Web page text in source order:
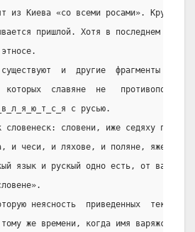
из Киева «со всеми росами». Круг
пришлой. Хотя в последнем
и  другие  фрагменты
которых  славяне  не
с русью.
словенеск: словени, иже седяху по
и чеси, и ляхове, и поляне, яже ныне
язык и рускый одно есть, от варяг
неясность  приведенных
же времени, когда имя варяжской